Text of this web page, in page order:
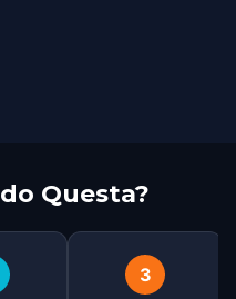
Questa?
3